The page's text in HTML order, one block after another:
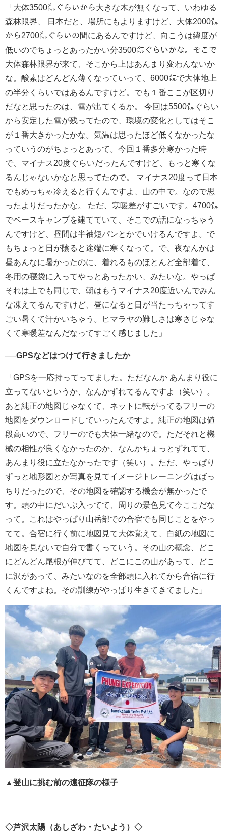
「大体3500㍍ぐらいから大きな木が無くなって、いわゆる
森林限界、 日本だと、場所にもよりますけど、大体2000㍍
から2700㍍ぐらいの間にあるんですけど、向こうは緯度が
低いのでちょっとあったかい分3500㍍ぐらいかな。そこで
大体森林限界が来て、そこから上はあんまり変わんないか
な。酸素はどんどん薄くなっていって、6000㍍で大体地上
の半分くらいではあるんですけど。でも１番ここが区切り
だなと思ったのは、雪が出てくるか。 今回は5500㍍ぐらい
から安定した雪が残ってたので、環境の変化としてはそこ
が１番大きかったかな。気温は思ったほど低くなかったな
っていうのがちょっとあって。今回１番多分寒かった時
で、マイナス20度ぐらいだったんですけど、もっと寒くな
るんじゃないかなと思ってたので。 マイナス20度って日本
でもめっちゃ冷えると行くんですよ、山の中で。なので思
ったよりだったかな。 ただ、寒暖差がすごいです。4700㍍
でベースキャンプを建てていて、そこでの話になっちゃう
んですけど、昼間は半袖短パンとかでいけるんですよ。で
もちょっと日が陰ると途端に寒くなって。で、夜なんかは
昼あんなに暑かったのに、着れるものほとんど全部着て、
冬用の寝袋に入ってやっとあったかい、みたいな。 やっぱ
それは上でも同じで、朝はもうマイナス20度近いんでみん
な凍えてるんですけど、昼になると日が当たっちゃってす
ごい暑くて汗かいちゃう。ヒマラヤの難しさは寒さじゃな
くて寒暖差なんだなってすごく感じました」
──GPSなどはつけて行きましたか
「GPSを一応持ってってました。ただなんか あんまり役に
立ってないというか、なんかずれてるんですよ（笑い）。
あと純正の地図じゃなくて、ネットに転がってるフリーの
地図をダウンロードしていったんですよ。純正の地図は値
段高いので、フリーのでも大体一緒なので。ただそれと機
械の相性が良くなかったのか、なんかちょっとずれてて、
あんまり役に立たなかったです（笑い）。ただ、やっぱり
ずっと地形図とか写真を見てイメージトレーニングはばっ
ちりだったので、その地図を確認する機会が無かったで
す。頭の中にだいぶ入ってて、周りの景色見て今ここだな
って。これはやっぱり山岳部での合宿でも同じことをやっ
てて。合宿に行く前に地図見て大体覚えて、白紙の地図に
地図を見ないで自分で書くっていう。その山の概念、どこ
にどんどん尾根が伸びてて、どこにこの山があって、どこ
に沢があって、みたいなのを全部頭に入れてから合宿に行
くんですよね。 その訓練がやっぱり生きてきてました」
▲登山に挑む前の遠征隊の様子
◇芦沢太陽（あしざわ・たいよう）◇